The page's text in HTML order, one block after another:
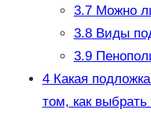
3.7Можно
3.8Виды
3.9
4Какая
том, как